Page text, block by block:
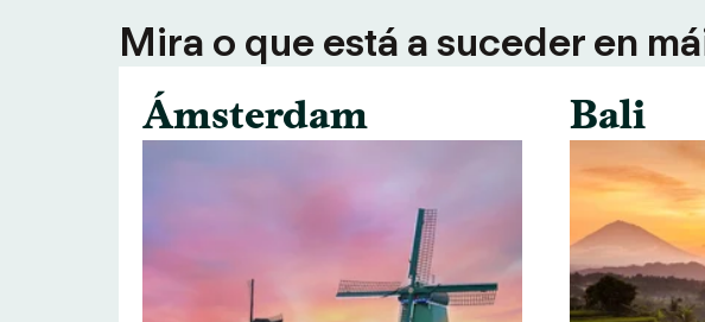
Mira o que está a suceder en
Ámsterdam
Bali